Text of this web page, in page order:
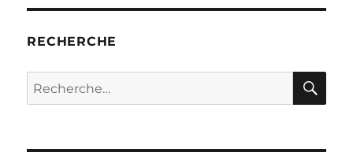
RECHERCHE
Recherche
pour :